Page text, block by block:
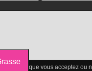
cookies que vous acceptez ou